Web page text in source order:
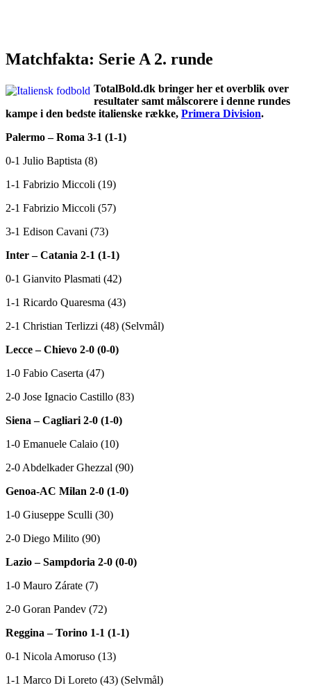
Matchfakta: Serie A 2. runde
TotalBold.dk bringer her et overblik over
resultater samt målscorere i denne rundes
kampe i den bedste italienske række, Primera Division.
Palermo – Roma 3-1 (1-1)
0-1 Julio Baptista (8)
1-1 Fabrizio Miccoli (19)
2-1 Fabrizio Miccoli (57)
3-1 Edison Cavani (73)
Inter – Catania 2-1 (1-1)
0-1 Gianvito Plasmati (42)
1-1 Ricardo Quaresma (43)
2-1 Christian Terlizzi (48) (Selvmål)
Lecce – Chievo 2-0 (0-0)
1-0 Fabio Caserta (47)
2-0 Jose Ignacio Castillo (83)
Siena – Cagliari 2-0 (1-0)
1-0 Emanuele Calaio (10)
2-0 Abdelkader Ghezzal (90)
Genoa-AC Milan 2-0 (1-0)
1-0 Giuseppe Sculli (30)
2-0 Diego Milito (90)
Lazio – Sampdoria 2-0 (0-0)
1-0 Mauro Zárate (7)
2-0 Goran Pandev (72)
Reggina – Torino 1-1 (1-1)
0-1 Nicola Amoruso (13)
1-1 Marco Di Loreto (43) (Selvmål)